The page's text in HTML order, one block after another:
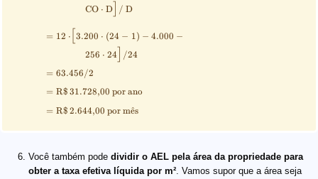
CO ⋅ D / D
= 12 ⋅[ 3.200 ⋅ (24 − 1) − 4.000 −
256 ⋅ 24 /24
= 63.456/2
= R$ 31.728,00 por ano
= R$ 2.644,00 por me
ˆs
Você também pode dividir o AEL pela área da propriedade para
obter a taxa efetiva líquida por m². Vamos supor que a área seja